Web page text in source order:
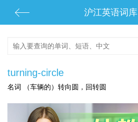
沪江英语词库
turning-circle
名词 （车辆的）转向圆，回转圆